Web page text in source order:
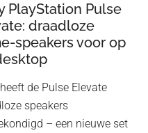
PlayStation Pulse
draadloze
speakers voor op
de Pulse Elevate
speakers
– een nieuwe set